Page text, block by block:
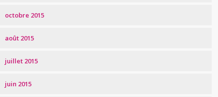
octobre 2015
août 2015
juillet 2015
juin 2015